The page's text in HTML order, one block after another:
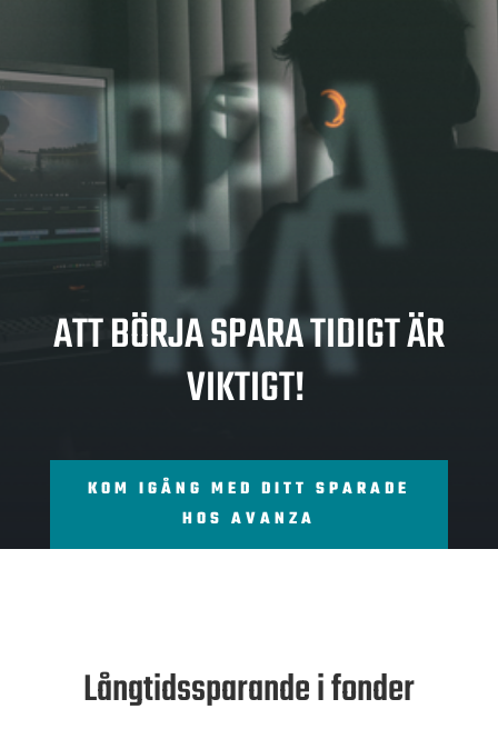
SPA
RA
ATT BÖRJA SPARA TIDIGT ÄR
VIKTIGT!
KOM IGÅNG MED DITT SPARADE
HOS AVANZA
Långtidssparande i fonder